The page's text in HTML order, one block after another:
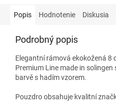
Popis Hodnotenie Diskusia
Podrobný popis
Elegantní rámová ekokožená 8
Premium Line made in
barvě s hadím vzorem.
Pouzdro obsahuje kvalitní